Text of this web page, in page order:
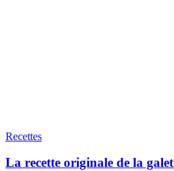
Recettes
La recette originale de la